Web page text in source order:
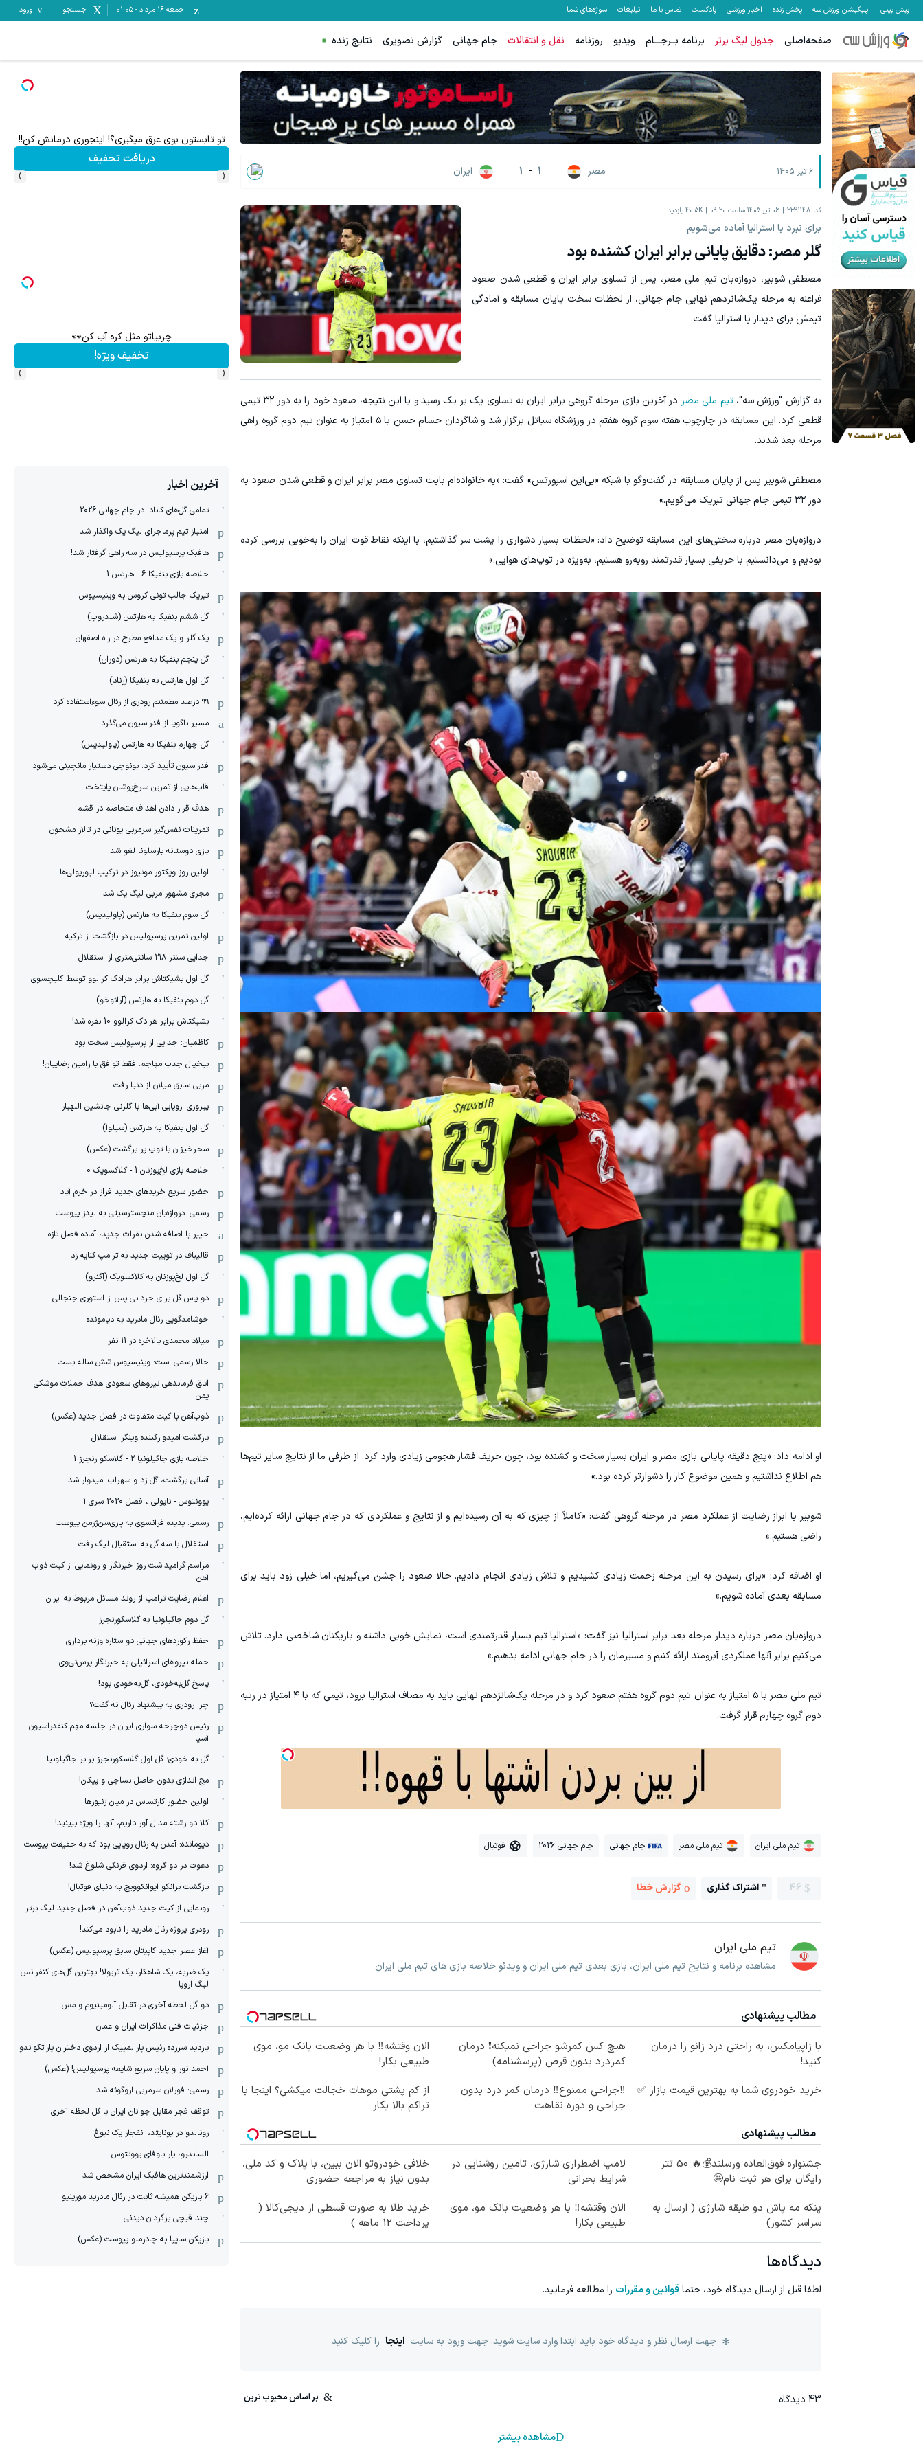
پیش بینی اپلیکیشن ورزش سه پخش زنده اخبار ورزشی پادکست تماس با ما تبلیغات سوژه‌های شما جمعه ۱۶ مرداد -
01:05 جستجو ورود
صفحه‌اصلی جدول لیگ برتر برنامه بــرجـــام ویدیو روزنامه نقل و انتقالات جام جهانی گزارش تصویری نتایج زنده
6 تیر 1405 مصر 1
-
1 ایران
کد: 2391148 06 تیر 1405 ساعت 09:20 40.5K بازدید
برای نبرد با استرالیا آماده می‌شویم
گلر مصر: دقایق پایانی برابر ایران کشنده بود
مصطفی شوبیر، دروازه‌بان تیم ملی مصر، پس از تساوی برابر ایران و قطعی شدن صعود
فراعنه به مرحله یک‌شانزدهم نهایی جام جهانی، از لحظات سخت پایان مسابقه و آمادگی
تیمش برای دیدار با استرالیا گفت.
به گزارش "ورزش سه"،تیم ملی مصر
در آخرین بازی مرحله گروهی برابر ایران به تساوی یک بر یک رسید و با این نتیجه، صعود خود را به دور ۳۲ تیمی
قطعی کرد. این مسابقه در چارچوب هفته سوم گروه هفتم در ورزشگاه سیاتل برگزار شد و شاگردان حسام حسن با ۵ امتیاز به عنوان تیم دوم گروه راهی
مرحله بعد شدند.
مصطفی شوبیر پس از پایان مسابقه در گفت‌وگو با شبکه «بی‌این اسپورتس» گفت: «به خانواده‌ام بابت تساوی مصر برابر ایران و قطعی شدن صعود به
دور ۳۲ تیمی جام جهانی تبریک می‌گویم.»
دروازه‌بان مصر درباره سختی‌های این مسابقه توضیح داد: «لحظات بسیار دشواری را پشت سر گذاشتیم، با اینکه نقاط قوت ایران را به‌خوبی بررسی کرده
بودیم و می‌دانستیم با حریفی بسیار قدرتمند روبه‌رو هستیم، به‌ویژه در توپ‌های هوایی.»
او ادامه داد: «پنج دقیقه پایانی بازی مصر و ایران بسیار سخت و کشنده بود، چون حریف فشار هجومی زیادی وارد کرد. از طرفی ما از نتایج سایر تیم‌ها
هم اطلاع نداشتیم و همین موضوع کار را دشوارتر کرده بود.»
شوبیر با ابراز رضایت از عملکرد مصر در مرحله گروهی گفت: «کاملاً از چیزی که به آن رسیده‌ایم و از نتایج و عملکردی که در جام جهانی ارائه کرده‌ایم،
راضی هستیم.»
او اضافه کرد: «برای رسیدن به این مرحله زحمت زیادی کشیدیم و تلاش زیادی انجام دادیم. حالا صعود را جشن می‌گیریم، اما خیلی زود باید برای
مسابقه بعدی آماده شویم.»
دروازه‌بان مصر درباره دیدار مرحله بعد برابر استرالیا نیز گفت: «استرالیا تیم بسیار قدرتمندی است، نمایش خوبی داشته و بازیکنان شاخصی دارد. تلاش
می‌کنیم برابر آنها عملکردی آبرومند ارائه کنیم و مسیرمان را در جام جهانی ادامه بدهیم.»
تیم ملی مصر با ۵ امتیاز به عنوان تیم دوم گروه هفتم صعود کرد و در مرحله یک‌شانزدهم نهایی باید به مصاف استرالیا برود، تیمی که با ۴ امتیاز در رتبه
دوم گروه چهارم قرار گرفت.
تیم ملی ایران تیم ملی مصر جام جهانی جام جهانی 2026 فوتبال
46 اشتراک گذاری گزارش خطا
تیم ملی ایران
مشاهده برنامه و نتایج تیم ملی ایران، بازی بعدی تیم ملی ایران و ویدئو خلاصه بازی های تیم ملی ایران
مطالب پیشنهادی
با زاپیامکس، به راحتی درد زانو را درمان
کنید!
هیچ کس کمرشو جراحی نمیکنه❗ درمان
کمردرد بدون قرص (پرسشنامه)
الان وقتشه‼️ با هر وضعیت بانک مو، موی
طبیعی بکار!
خرید خودروی شما به بهترین قیمت بازار ✅
‼️جراحی ممنوع‼️ درمان کمر درد بدون
جراحی و دوره نقاهت
از کم پشتی موهات خجالت میکشی؟ اینجا با
تراکم بالا بکار
مطالب پیشنهادی
جشنواره فوق‌العاده ورسلند💰🔥 50 تتر
رایگان برای هر ثبت نام🤩
لامپ اضطراری شارژی، تامین روشنایی در
شرایط بحرانی
خلافی خودروتو الان ببین، با پلاک و کد ملی،
بدون نیاز به مراجعه حضوری
پنکه مه پاش دو طبقه شارژی ( ارسال به
سراسر کشور)
الان وقتشه‼️ با هر وضعیت بانک مو، موی
طبیعی بکار!
خرید طلا به صورت قسطی از دیجی‌کالا (
پرداخت 12 ماهه )
دیدگاه‌ها
لطفا قبل از ارسال دیدگاه خود، حتماقوانین و مقررات را مطالعه فرمایید.
جهت ارسال نظر و دیدگاه خود باید ابتدا وارد سایت شوید. جهت ورود به سایت اینجا را کلیک کنید
43 دیدگاه
مشاهده بیشتر
به بزرگترین جشنواره ایمپلنت تهران سر بزنید ! | فقط ۲۵ میلیون ! پیشنهاد ویژه پیمان طالبی😍 سفارش سورملینا با تخفیف ویژه🔥روش از بین بردن بوی عرق با روش مجری معروف (فیلم را ببینید)تو تابستون بوی عرق میگیری؟! اینجوری درمانش کن!!
دریافت تخفیف
‹
›
از الان تا آخر تابستون حداقل 12کیلو چربی میسوزونی🧨 با پودر جلبک چربیاتو مثل اسید ذوب کن(تخفیف تا امشب)
تخفیف ویژه!
چربیاتو مثل کره آب کن👀
تخفیف ویژه!
‹
›
آخرین اخبار
تمامی گل‌های کانادا در جام جهانی 2026
امتیاز تیم پرماجرای لیگ یک واگذار شد
هافبک پرسپولیس در سه راهی گرفتار شد!
خلاصه بازی بنفیکا 6 - هارتس 1
تبریک جالب تونی کروس به وینیسیوس
گل ششم بنفیکا به هارتس (شلدروپ)
یک گلر و یک مدافع مطرح در راه اصفهان
گل پنجم بنفیکا به هارتس (دوران)
گل اول هارتس به بنفیکا (رناد)
۹۹ درصد مطمئنم رودری از رئال سوءاستفاده کرد
مسیر ناگویا از فدراسیون می‌گذرد
گل چهارم بنفیکا به هارتس (پاولیدیس)
فدراسیون تأیید کرد: بونوچی دستیار مانچینی می‌شود
قاب‌هایی از تمرین سرخ‌پوشان پایتخت
هدف قرار دادن اهداف متخاصم در قشم
‏تمرینات نفس‌گیر سرمربی یونانی در تالار مشحون
بازی دوستانه بارسلونا لغو شد
اولین روز ویکتور مونیوز در ترکیب لیورپولی‌ها
مجری مشهور مربی لیگ یک شد
گل سوم بنفیکا به هارتس (پاولیدیس)
اولین تمرین پرسپولیس در بازگشت از ترکیه
جدایی سنتر ۲۱۸ سانتی‌متری از استقلال
گل اول بشیکتاش برابر هرادک کرالوو توسط کلیچسوی
گل دوم بنفیکا به هارتس (آرائوخو)
بشیکتاش برابر هرادک کرالوو 10 نفره شد!
کاظمیان: جدایی از پرسپولیس سخت بود
بیخیال جذب مهاجم: فقط توافق با رامین رضاییان!
مربی سابق میلان از دنیا رفت
پیروزی اروپایی آبی‌ها با گلزنی جانشین اللهیار
گل اول بنفیکا به هارتس (سیلوا)
سحرخیزان با توپ پر برگشت (عکس)
خلاصه بازی لخ‌پوزنان 1 - کلاکسویک 0
حضور سریع خریدهای جدید فراز در خرم آباد
رسمی: دروازه‌بان منچسترسیتی به لیدز پیوست
خیبر با اضافه شدن نفرات جدید، آماده فصل تازه
قالیباف در توییت جدید به ترامپ کنایه زد
گل اول لخ‌پوزنان به کلاکسویک (آگنرو)
دو پاس گل برای حردانی پس از استوری جنجالی
خوشامدگویی رئال مادرید به دیامونده
میلاد محمدی بالاخره در 11 نفر
حالا رسمی است: وینیسیوس شش ساله بست
اتاق فرماندهی نیروهای سعودی هدف حملات موشکی
یمن
ذوب‌آهن با کیت متفاوت در فصل جدید (عکس)
بازگشت امیدوارکننده وینگر استقلال
خلاصه بازی جاگیلونیا 2 - گلاسکو رنجرز 1
آسانی برگشت، گل زد و سهراب امیدوار شد
یوونتوس - ناپولی ، فصل 2020 سری آ
رسمی: پدیده فرانسوی به پاری‌سن‌ژرمن پیوست
استقلال با سه گل به استقبال لیگ رفت
مراسم گرامیداشت روز خبرنگار و رونمایی از کیت ذوب
آهن
اعلام رضایت ترامپ از روند مسائل مربوط به ایران
گل دوم جاگیلونیا به گلاسکورنجرز
حفظ رکوردهای جهانی دو ستاره وزنه برداری
حمله نیروهای اسرائیلی به خبرنگار پرس‌تی‌وی
پاسخ گل‌به‌خودی، گل‌به‌خودی بود!
چرا رودری به پیشنهاد رئال نه گفت؟
رئیس دوچرخه سواری ایران در جلسه مهم کنفدراسیون
آسیا
گل به خودی؛ گل اول گلاسکورنجرز برابر جاگیلونیا
مچ اندازی بدون حاصل نساجی و پیکان!
اولین حضور کارتساس در میان زنبورها
کلا دو‌ رشته مدال آور داریم، آنها را ویژه ببینید!
دیومانده: آمدن به رئال رویایی بود که به حقیقت پیوست
دعوت در دو گروه: اردوی فرنگی شلوغ شد!
بازگشت برانکو ایوانکوویچ به دنیای فوتبال!
رونمایی از کیت جدید ذوب‌آهن در فصل جدید لیگ برتر
رودری پروژه رئال مادرید را نابود می‌کند!
آغاز عصر جدید کاپیتان سابق پرسپولیس (عکس)
یک ضربه، یک شاهکار، یک تریولا! بهترین گل‌های کنفرانس
لیگ اروپا
دو گل لحظه آخری در تقابل آلومینیوم و مس
جزئیات فنی مذاکرات ایران و عمان
بازدید سرزده رئیس پارالمپیک از اردوی دختران پاراتکواندو
احمد نور و پایان سریع شایعه پرسپولیس! (عکس)
رسمی: فورلان سرمربی اروگوئه شد
توقف فجر مقابل جوانان ایران با گل لحظه آخری
رونالدو در یونایتد، انفجار یک نبوغ
الساندرو، یار باوفای یوونتوس
ارزشمندترین هافبک ایران مشخص شد
6 بازیکن همیشه ثابت در رئال مادرید مورینیو
چند قیچی برگردان دیدنی
بازیکن سایپا به چادرملو پیوست (عکس)